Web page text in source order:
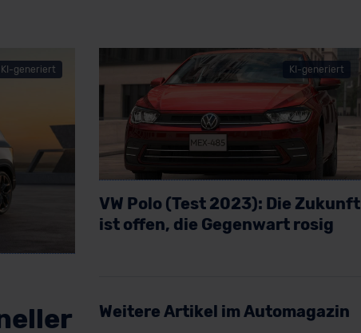
KI-generiert KI-generiert
VW Polo (Test 2023): Die Zukunft
ist offen, die Gegenwart rosig
Weitere Artikel im Automagazin